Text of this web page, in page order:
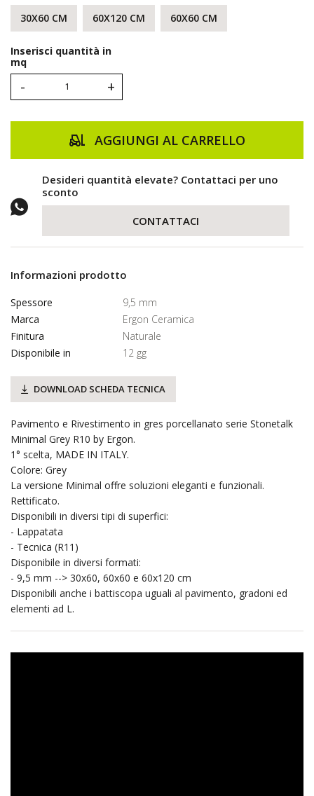
30X60 CM
60X120 CM 60X60 CM
Inserisci quantità in
mq
- +
AGGIUNGI AL CARRELLO
Desideri quantità elevate? Contattaci per uno
sconto
CONTATTACI
Informazioni prodotto
Spessore
9,5 mm
Marca
Ergon Ceramica
Finitura
Naturale
Disponibile in
12 gg
DOWNLOAD SCHEDA TECNICA
Pavimento e Rivestimento in gres porcellanato serie Stonetalk
Minimal Grey R10 by Ergon.
1° scelta, MADE IN ITALY.
Colore: Grey
La versione Minimal offre soluzioni eleganti e funzionali.
Rettificato.
Disponibili in diversi tipi di superfici:
- Lappatata
- Tecnica (R11)
Disponibile in diversi formati:
- 9,5 mm --> 30x60, 60x60 e 60x120 cm
Disponibili anche i battiscopa uguali al pavimento, gradoni ed
elementi ad L.